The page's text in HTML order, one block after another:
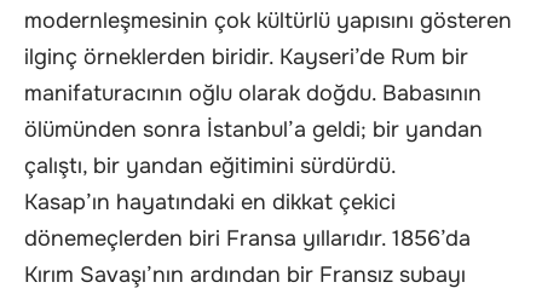
modernleşmesinin çok kültürlü yapısını gösteren
ilginç örneklerden biridir. Kayseri’de Rum bir
manifaturacının oğlu olarak doğdu. Babasının
ölümünden sonra İstanbul’a geldi; bir yandan
çalıştı, bir yandan eğitimini sürdürdü.
Kasap’ın hayatındaki en dikkat çekici
dönemeçlerden biri Fransa yıllarıdır. 1856’da
Kırım Savaşı’nın ardından bir Fransız subayı